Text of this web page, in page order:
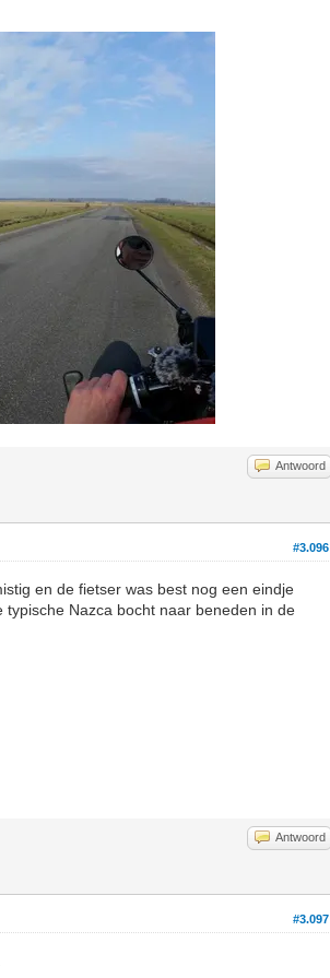
Antwoord
#3.096
en de fietser was best nog een eindje
Nazca bocht naar beneden in de
Antwoord
#3.097